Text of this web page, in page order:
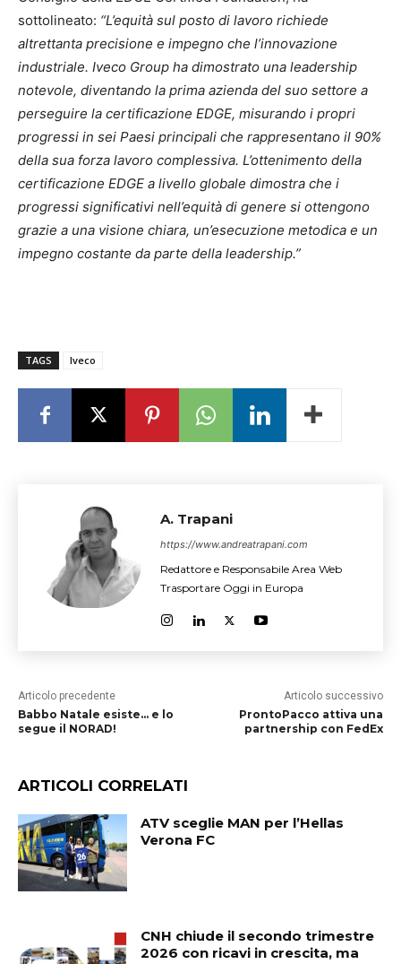
sottolineato: “L’equità sul posto di lavoro richiede
altrettanta precisione e impegno che l’innovazione
industriale. Iveco Group ha dimostrato una leadership
notevole, diventando la prima azienda del suo settore a
perseguire la certificazione EDGE, misurando i propri
progressi in sei Paesi principali che rappresentano il 90%
della sua forza lavoro complessiva. L’ottenimento della
certificazione EDGE a livello globale dimostra che i
progressi significativi nell’equità di genere si ottengono
grazie a una visione chiara, un’esecuzione metodica e un
impegno costante da parte della leadership.”
TAGS Iveco
A. Trapani
https://www.andreatrapani.com
Redattore e Responsabile Area Web
Trasportare Oggi in Europa
Articolo precedente
Babbo Natale esiste… e lo
segue il NORAD!
Articolo successivo
ProntoPacco attiva una
partnership con FedEx
ARTICOLI CORRELATI
ATV sceglie MAN per l’Hellas
Verona FC
CNH chiude il secondo trimestre
2026 con ricavi in crescita, ma